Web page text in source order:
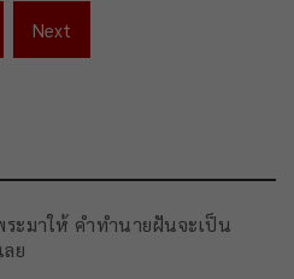
Next
ะมาให้ คำทำนายฝันจะเป็น
ย